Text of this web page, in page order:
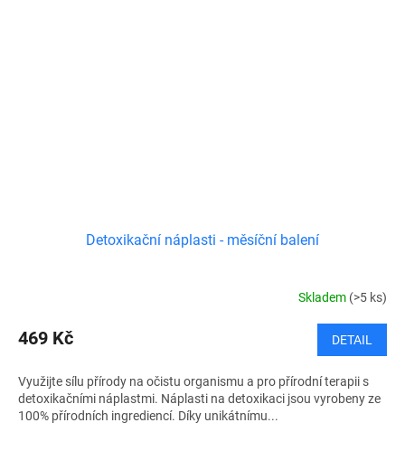
Detoxikační náplasti - měsíční balení
Skladem (>5 ks)
469 Kč DETAIL
Využijte sílu přírody na očistu organismu a pro přírodní terapii s
detoxikačními náplastmi. Náplasti na detoxikaci jsou vyrobeny ze
100% přírodních ingrediencí. Díky unikátnímu...